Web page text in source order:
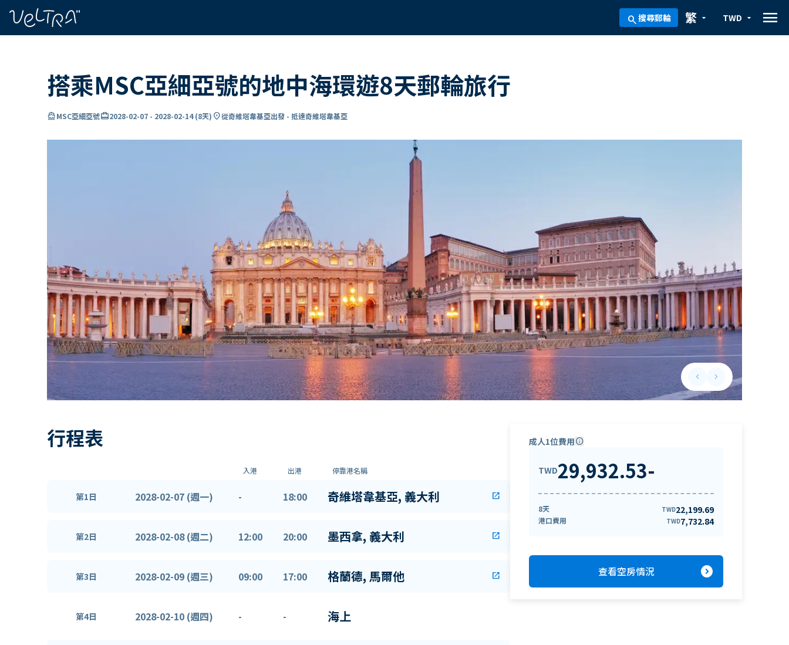
search搜尋郵輪 arrow_drop_down
繁 arrow_drop_down
TWD menu
搭乘MSC亞細亞號的地中海環遊8天郵輪旅行
directions_boatMSC亞細亞號card_travel2028-02-07 - 2028-02-14(8天) location_on從奇維塔韋基亞出發 - 抵達奇維塔韋基亞
keyboard_arrow_leftPrevious slide
keyboard_arrow_rightNext slide
行程表
入港 出港 停靠港名稱
第1日 2028-02-07 (週一) - 18:00 奇維塔韋基亞, 義大利 open_in_new
第2日 2028-02-08 (週二) 12:00 20:00 墨西拿, 義大利 open_in_new
第3日 2028-02-09 (週三) 09:00 17:00 格蘭德, 馬爾他 open_in_new
第4日 2028-02-10 (週四) - - 海上
成人1位費用info
TWD29,932.53-
8天 TWD22,199.69
港口費用 TWD7,732.84
查看空房情況 expand_circle_right